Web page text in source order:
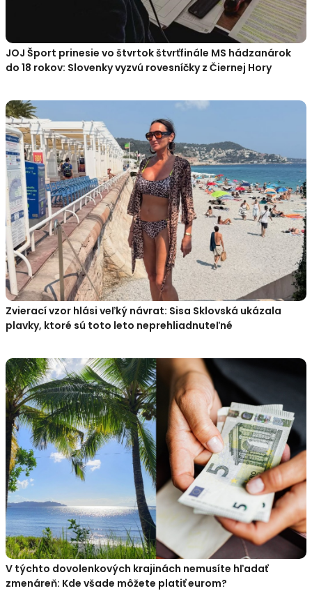
JOJ Šport prinesie vo štvrtok štvrťfinále MS hádzanárok
do 18 rokov: Slovenky vyzvú rovesníčky z Čiernej Hory
Zvierací vzor hlási veľký návrat: Sisa Sklovská ukázala
plavky, ktoré sú toto leto neprehliadnuteľné
V týchto dovolenkových krajinách nemusíte hľadať
zmenáreň: Kde všade môžete platiť eurom?